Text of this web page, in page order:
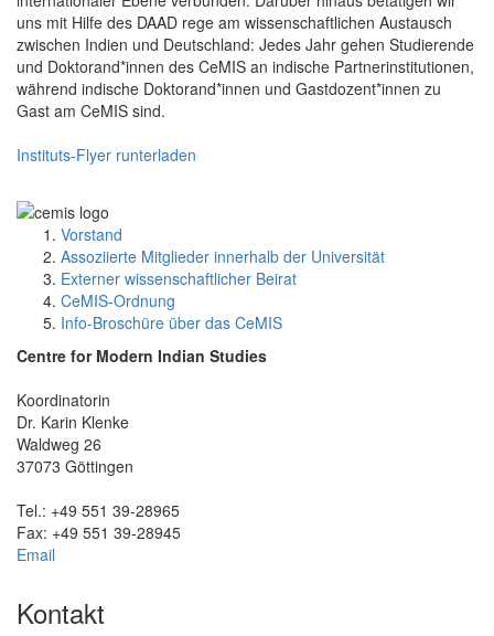
uns mit Hilfe des DAAD rege am wissenschaftlichen Austausch
zwischen Indien und Deutschland: Jedes Jahr gehen Studierende
und Doktorand*innen des CeMIS an indische Partnerinstitutionen,
während indische Doktorand*innen und Gastdozent*innen zu
Gast am CeMIS sind.
Instituts-Flyer runterladen
Vorstand
Assoziierte Mitglieder innerhalb der Universität
Externer wissenschaftlicher Beirat
CeMIS-Ordnung
Info-Broschüre über das CeMIS
Centre for Modern Indian Studies
Koordinatorin
Dr. Karin Klenke
Waldweg 26
37073 Göttingen
Tel.: +49 551 39-28965
Fax: +49 551 39-28945
Email
Kontakt